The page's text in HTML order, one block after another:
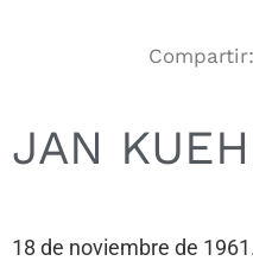
Compartir:
JAN
18 de noviembre de